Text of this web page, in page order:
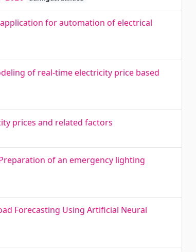
for automation of electrical
of real-time electricity price based
prices and related factors
of an emergency lighting
Forecasting Using Artificial Neural